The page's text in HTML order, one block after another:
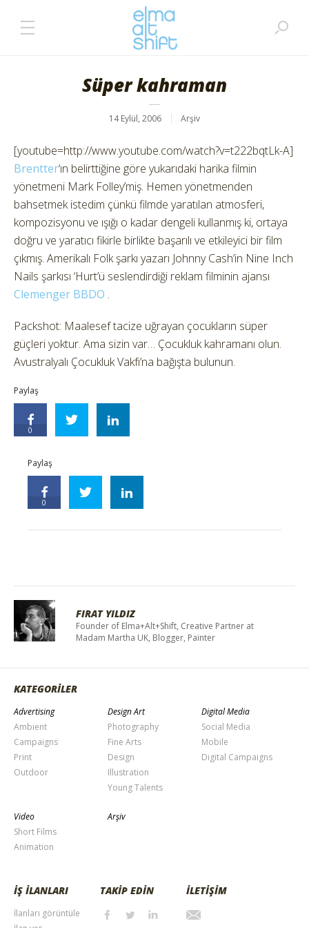
Süper kahraman
14 Eylül, 2006 Arşiv
[youtube=http://www.youtube.com/watch?v=t222bqtLk-A]
Brentter‘ın belirttiğine göre yukarıdaki harika filmin
yönetmeni Mark Folley’miş. Hemen yönetmenden
bahsetmek istedim çünkü filmde yaratılan atmosferi,
kompozisyonu ve ışığı o kadar dengeli kullanmış ki, ortaya
doğru ve yaratıcı fikirle birlikte başarılı ve etkileyici bir film
çıkmış. Amerikalı Folk şarkı yazarı Johnny Cash’in Nine Inch
Nails şarkısı ‘Hurt’ü seslendirdiği reklam filminin ajansı
Clemenger BBDO .
Packshot: Maalesef tacize uğrayan çocukların süper
güçleri yoktur. Ama sizin var… Çocukluk kahramanı olun.
Avustralyalı Çocukluk Vakfı’na bağışta bulunun.
Paylaş
0
Paylaş
0
FIRAT YILDIZ
Founder of Elma+Alt+Shift, Creative Partner at
Madam Martha UK, Blogger, Painter
KATEGORİLER
Advertising
Ambient
Campaigns
Print
Outdoor
Design Art
Photography
Fine Arts
Design
Illustration
Young Talents
Digital Media
Social Media
Mobile
Digital Campaigns
Video
Short Films
Animation
Arşiv
İŞ İLANLARI
İlanları görüntüle
TAKİP EDİN İLETİŞİM